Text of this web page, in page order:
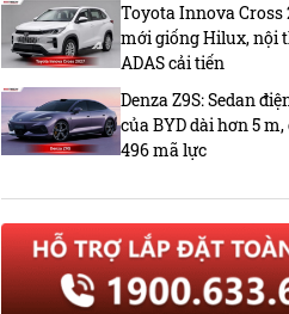
Toyota Innova Cross
mới giống Hilux, nội
ADAS cải tiến
Denza Z9S: Sedan
của BYD dài hơn 5
496 mã lực